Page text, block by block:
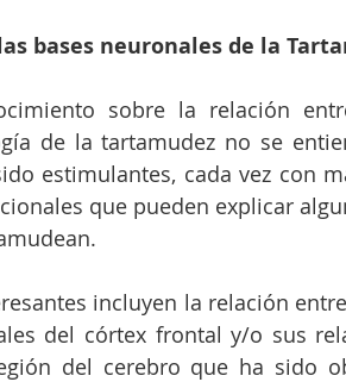
bases neuronales de la
sobre la relación
de la tartamudez no se
estimulantes, cada vez con
que pueden explicar
incluyen la relación
del córtex frontal y/o sus
del cerebro que ha sido